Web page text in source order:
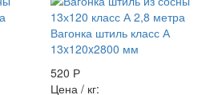
Вагонка штиль класс А
13x120x2800 мм
520 Р
Цена / кг: